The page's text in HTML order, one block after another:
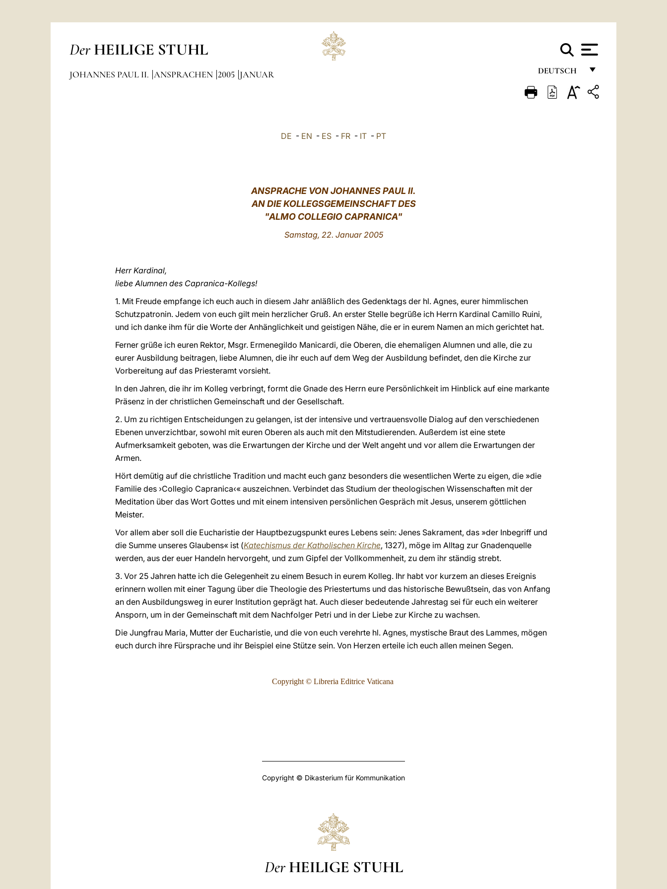
Der HEILIGE STUHL
DEUTSCH
FRANÇAIS
JOHANNES PAUL II. ANSPRACHEN 2005 JANUAR
DE - EN - ES - FR - IT - PT
ANSPRACHE VON JOHANNES PAUL II.
AN DIE KOLLEGSGEMEINSCHAFT DES
"ALMO COLLEGIO CAPRANICA"
Samstag, 22. Januar 2005
Herr Kardinal,
liebe Alumnen des Capranica-Kollegs!
1. Mit Freude empfange ich euch auch in diesem Jahr anläßlich des Gedenktags der hl. Agnes, eurer himmlischen
Schutzpatronin. Jedem von euch gilt mein herzlicher Gruß. An erster Stelle begrüße ich Herrn Kardinal Camillo Ruini,
und ich danke ihm für die Worte der Anhänglichkeit und geistigen Nähe, die er in eurem Namen an mich gerichtet hat.
Ferner grüße ich euren Rektor, Msgr. Ermenegildo Manicardi, die Oberen, die ehemaligen Alumnen und alle, die zu
eurer Ausbildung beitragen, liebe Alumnen, die ihr euch auf dem Weg der Ausbildung befindet, den die Kirche zur
Vorbereitung auf das Priesteramt vorsieht.
In den Jahren, die ihr im Kolleg verbringt, formt die Gnade des Herrn eure Persönlichkeit im Hinblick auf eine markante
Präsenz in der christlichen Gemeinschaft und der Gesellschaft.
2. Um zu richtigen Entscheidungen zu gelangen, ist der intensive und vertrauensvolle Dialog auf den verschiedenen
Ebenen unverzichtbar, sowohl mit euren Oberen als auch mit den Mitstudierenden. Außerdem ist eine stete
Aufmerksamkeit geboten, was die Erwartungen der Kirche und der Welt angeht und vor allem die Erwartungen der
Armen.
Hört demütig auf die christliche Tradition und macht euch ganz besonders die wesentlichen Werte zu eigen, die »die
Familie des ›Collegio Capranica‹« auszeichnen. Verbindet das Studium der theologischen Wissenschaften mit der
Meditation über das Wort Gottes und mit einem intensiven persönlichen Gespräch mit Jesus, unserem göttlichen
Meister.
Vor allem aber soll die Eucharistie der Hauptbezugspunkt eures Lebens sein: Jenes Sakrament, das »der Inbegriff und
die Summe unseres Glaubens« ist (Katechismus der Katholischen Kirche, 1327), möge im Alltag zur Gnadenquelle
werden, aus der euer Handeln hervorgeht, und zum Gipfel der Vollkommenheit, zu dem ihr ständig strebt.
3. Vor 25 Jahren hatte ich die Gelegenheit zu einem Besuch in eurem Kolleg. Ihr habt vor kurzem an dieses Ereignis
erinnern wollen mit einer Tagung über die Theologie des Priestertums und das historische Bewußtsein, das von Anfang
an den Ausbildungsweg in eurer Institution geprägt hat. Auch dieser bedeutende Jahrestag sei für euch ein weiterer
Ansporn, um in der Gemeinschaft mit dem Nachfolger Petri und in der Liebe zur Kirche zu wachsen.
Die Jungfrau Maria, Mutter der Eucharistie, und die von euch verehrte hl. Agnes, mystische Braut des Lammes, mögen
euch durch ihre Fürsprache und ihr Beispiel eine Stütze sein. Von Herzen erteile ich euch allen meinen Segen.
Copyright © Libreria Editrice Vaticana
Copyright © Dikasterium für Kommunikation
Der HEILIGE STUHL